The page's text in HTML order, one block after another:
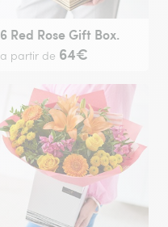
6 Red Rose Gift Box.
a partir de 64€